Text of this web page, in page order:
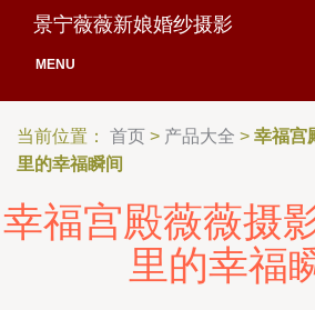
景宁薇薇新娘婚纱摄影
MENU
当前位置： 首页 > 产品大全 > 幸福宫
里的幸福瞬间
幸福宫殿薇薇摄
里的幸福